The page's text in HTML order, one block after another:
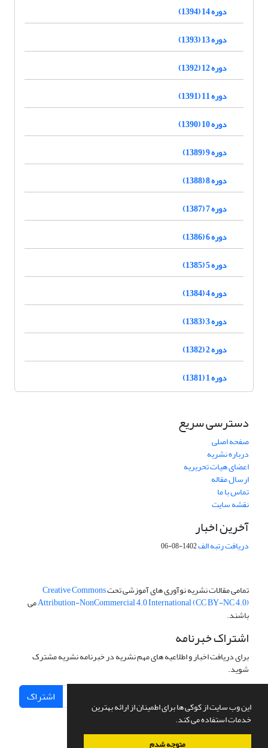
این وب سایت از کوکی ها برای اطمینان از ارائه بهترین
خدمات استفاده می کند.
متوجه شدم
دوره 14 (1394)
دوره 13 (1393)
دوره 12 (1392)
دوره 11 (1391)
دوره 10 (1390)
دوره 9 (1389)
دوره 8 (1388)
دوره 7 (1387)
دوره 6 (1386)
دوره 5 (1385)
دوره 4 (1384)
دوره 3 (1383)
دوره 2 (1382)
دوره 1 (1381)
دسترسی سریع
صفحه اصلی
درباره نشریه
اعضای هیات تحریریه
ارسال مقاله
تماس با ما
نقشه سایت
آخرین اخبار
دریافت رتبه الف1402-08-06
تمامی مقالات نشریه نوآوری های آموزشی تحتCreative Commons
Attribution-NonCommercial 4.0 International (CC BY-NC 4.0)می
باشند.
اشتراک خبرنامه
برای دریافت اخبار و اطلاعیه های مهم نشریه در خبرنامه نشریه مشترک
شوید.
اشتراک